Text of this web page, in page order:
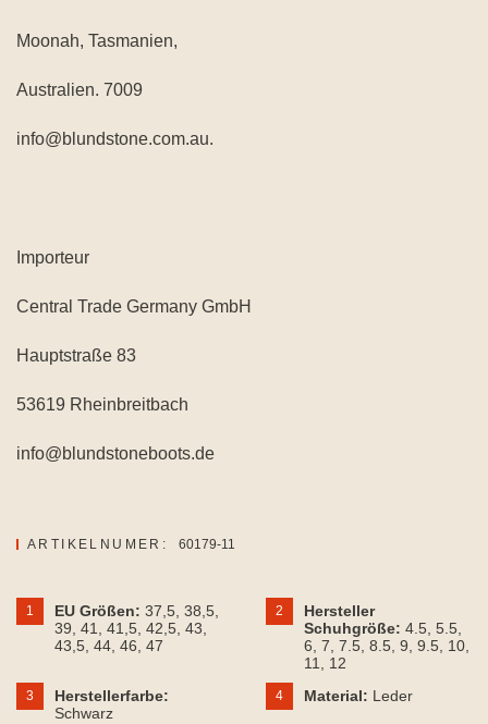
Moonah, Tasmanien,
Australien. 7009
info@blundstone.com.au.
Importeur
Central Trade Germany GmbH
Hauptstraße 83
53619 Rheinbreitbach
info@blundstoneboots.de
ARTIKELNUMER: 60179-11
1 EU Größen: 37,5 , 38,5
39 , 41 , 41,5 , 42,5 , 43
43,5 , 44 , 46 , 47
2
Hersteller
Schuhgröße: 4.5 , 5.5
6 , 7 , 7.5 , 8.5 , 9 , 9.5 , 10
11
, 12
3
Herstellerfarbe:
Schwarz
4 Material: Leder